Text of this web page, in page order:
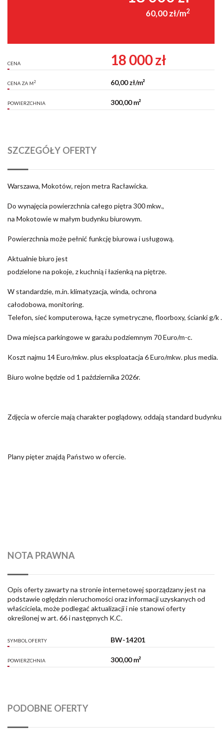
60,00 zł/m2
CENA 18 000 zł
CENA ZA M2 60,00 zł/m²
POWIERZCHNIA 300,00 m²
SZCZEGÓŁY OFERTY
Warszawa, Mokotów, rejon metra Racławicka.
Do wynajęcia powierzchnia całego piętra 300 mkw.,
na Mokotowie w małym budynku biurowym.
Powierzchnia może pełnić funkcję biurowa i usługową.
Aktualnie biuro jest
podzielone na pokoje, z kuchnią i łazienką na piętrze.
W standardzie, m.in. klimatyzacja, winda, ochrona
całodobowa, monitoring.
Telefon, sieć komputerowa, łącze symetryczne, floorboxy, ścianki g/k .
Dwa miejsca parkingowe w garażu podziemnym 70 Euro/m-c.
Koszt najmu 14 Euro/mkw. plus eksploatacja 6 Euro/mkw. plus media.
Biuro wolne będzie od 1 października 2026r.
Zdjęcia w ofercie mają charakter poglądowy, oddają standard
Plany pięter znajdą Państwo w ofercie.
NOTA PRAWNA
Opis oferty zawarty na stronie internetowej sporządzany jest na
podstawie oględzin nieruchomości oraz informacji uzyskanych od
właściciela, może podlegać aktualizacji i nie stanowi oferty
określonej w art. 66 i następnych K.C.
SYMBOL OFERTY BW-14201
POWIERZCHNIA 300,00 m²
PODOBNE OFERTY